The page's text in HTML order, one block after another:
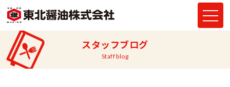
スタッフブログ
Staff blog